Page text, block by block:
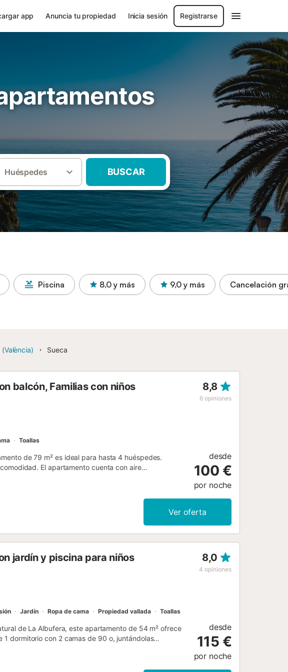
app Anuncia tu propiedad Inicia sesión Registrarse
Huéspedes BUSCAR
Piscina 8,0 y más 9,0 y más Cancelación
Sueca
balcón, Familias con niños 8,8
6 opiniones
Toallas
de 79 m² es ideal para hasta 4 huéspedes.
El apartamento cuenta con aire
relajaros en cualquier momento. Además, tendréis
podréis descansar y aprovechar el espacio exterior.
que no se permiten eventos en la propiedad....
desde
100 €
por noche
Ver oferta
jardín y piscina para niños 8,0
4 opiniones
Jardín Ropa de cama Propiedad vallada Toallas
de La Albufera, este apartamento de 54 m² ofrece
dormitorio con 2 camas de 90 o, juntándolas
además de televisión y wifi para vuestro
acceso a una piscina comunitaria al aire libre y una
desde
115 €
por noche